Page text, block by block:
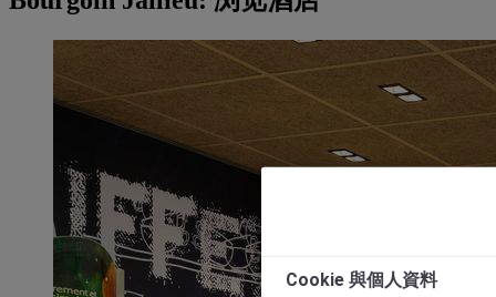
Cookie 與個人資料